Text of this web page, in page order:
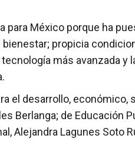
para México porque ha
propicia
más avanzada
el desarrollo, económico,
Berlanga; de Educación
Alejandra Lagunes Soto